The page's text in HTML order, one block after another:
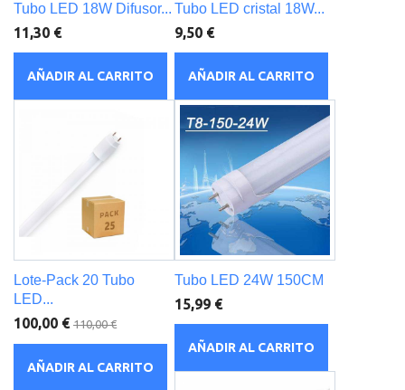
Tubo LED 18W Difusor...
11,30 €
AÑADIR AL CARRITO
Tubo LED cristal 18W...
9,50 €
AÑADIR AL CARRITO
Lote-Pack 20 Tubo
LED...
100,00 € 110,00 €
AÑADIR AL CARRITO
Tubo LED 24W 150CM
15,99 €
AÑADIR AL CARRITO